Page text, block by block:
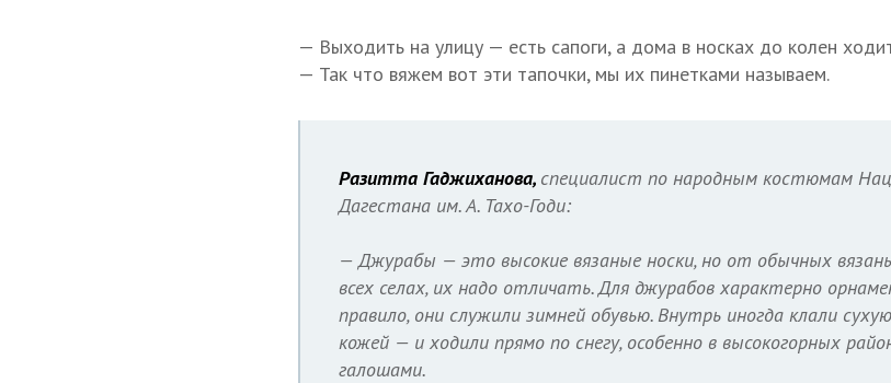
— Выходить на улицу — есть сапоги, а дома в носках до колен
— Так что вяжем вот эти тапочки, мы их пинетками называем.
Разитта Гаджиханова, специалист по народным костюмам
Дагестана им. А. Тахо-Годи:
— Джурабы — это высокие вязаные носки, но от обычных
всех селах, их надо отличать. Для джурабов характерно
правило, они служили зимней обувью. Внутрь иногда клали
кожей — и ходили прямо по снегу, особенно в высокогорных
галошами.